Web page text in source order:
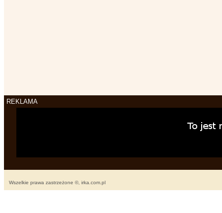
REKLAMA
Wszelkie prawa zastrzeżone ©, irka.com.pl